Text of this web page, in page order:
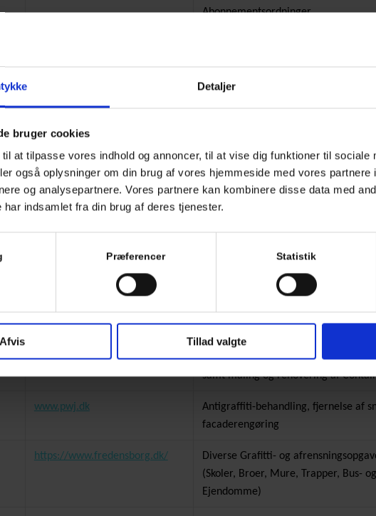
Detaljer
bruger cookies
at tilpasse vores indhold og annoncer, til at vise dig funktioner til sociale
også oplysninger om din brug af vores hjemmeside med vores partnere
og analysepartnere. Vores partnere kan kombinere disse data med
har indsamlet fra din brug af deres tjenester.
Præferencer Statistik
Afvis Tillad valgte
Abonnementsordninger
Fjernelse af kæmpe graffiti-opgave
http://www.travbanen.dk/
http://www.icopal.dk Fjernelse af forurening efter
Fjernelse af graffiti
opmarkering af P-Båse
http://Swimmingpool.dk Afrensning af områder omkring Pool-
http://Revidan.dk Diverse afrensnings- og
www.lr-hus.dk/
Afrensning af flere emner,
samt maling og renovering af
www.pwj.dk
Antigraffiti-behandling, fjernelse af
facaderengøring
https://www.fredensborg.dk/
Diverse Grafitti- og
(Skoler, Broer, Mure, Trapper, Bus-
Ejendomme)